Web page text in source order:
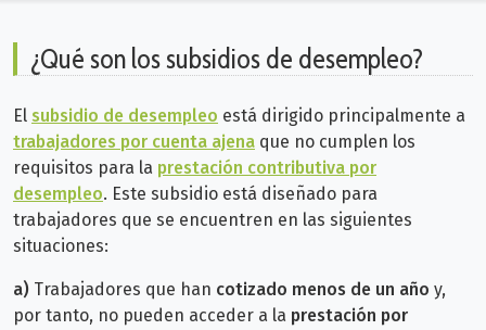
¿Qué son los subsidios de desempleo?
El subsidio de desempleo está dirigido principalmente a
trabajadores por cuenta ajena que no cumplen los
requisitos para la prestación contributiva por
desempleo. Este subsidio está diseñado para
trabajadores que se encuentren en las siguientes
situaciones:
a) Trabajadores que han cotizado menos de un año y,
por tanto, no pueden acceder a la prestación por